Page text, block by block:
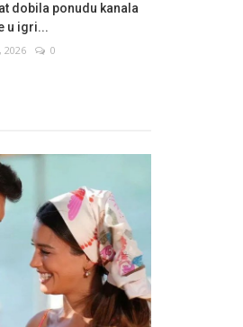
dobila ponudu kanala
u igri...
2026 0